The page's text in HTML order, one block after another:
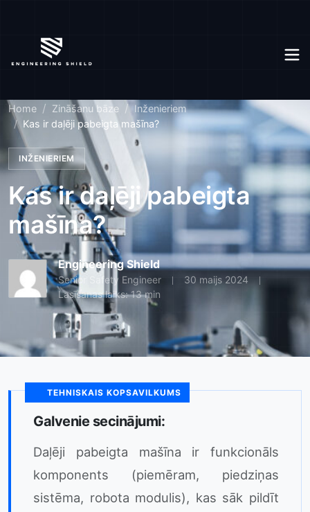
Home Zināšanu bāze
Inženieriem
Kas ir daļēji pabeigta mašīna?
INŽENIERIEM
Kas ir daļēji pabeigta
mašīna?
Engineering Shield
Senior Safety Engineer
30 maijs 2024
Lasīšanas laiks: 13 min
TEHNISKAIS KOPSAVILKUMS
Galvenie secinājumi:
Daļēji pabeigta mašīna ir funkcionāls
komponents (piemēram, piedziņas
sistēma, robota modulis), kas sāk pildīt